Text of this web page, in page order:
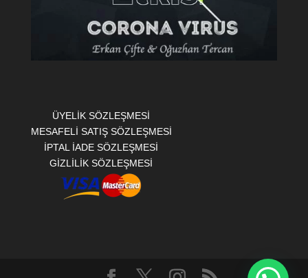
ÜYELİK SÖZLEŞMESİ
MESAFELİ SATIŞ SÖZLEŞMESİ
İPTAL İADE SÖZLEŞMESİ
GİZLİLİK SÖZLEŞMESİ